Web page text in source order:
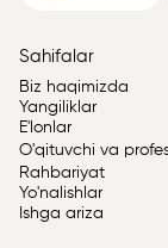
Sahifalar
Biz haqimizda
Yangiliklar
E'lonlar
O'qituvchi va
Rahbariyat
Yo'nalishlar
Ishga ariza